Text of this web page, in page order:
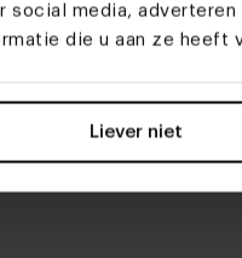
social media, adverteren
die u aan ze heeft
Liever niet